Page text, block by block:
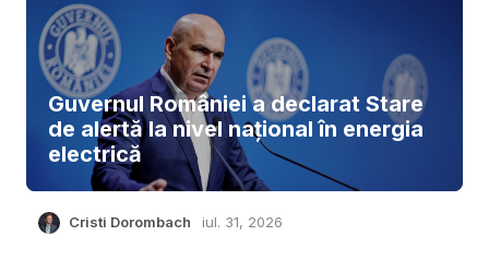
Guvernul României a declarat Stare
de alertă la nivel național în energia
electrică
Cristi Dorombach iul. 31, 2026